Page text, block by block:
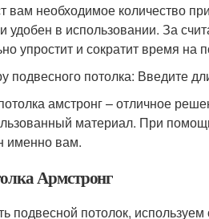
вам необходимое количество
удобен в использовании. За
упростит и сократит время на
подвесного потолка: Введите
амстронг – отличное
материал. При
именно вам.
Армстронг
подвесной потолок,